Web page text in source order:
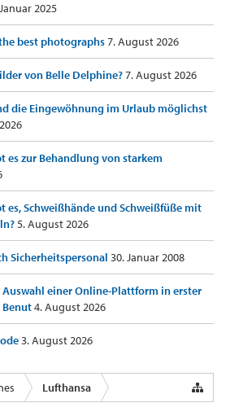
2025
best photographs7. August 2026
von Belle Delphine?7. August 2026
die Eingewöhnung im Urlaub möglichst
es zur Behandlung von starkem
es, Schweißhände und Schweißfüße mit
5. August 2026
Sicherheitspersonal 30. Januar 2008
einer Online-Plattform in erster
Benut4. August 2026
3. August 2026
Lufthansa